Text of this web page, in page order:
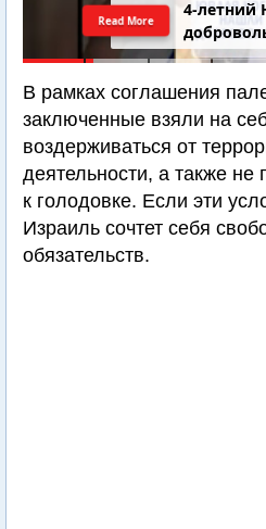
4-летний
Read More
В рамках соглашения
заключенные взяли на
воздерживаться от
деятельности, а также не
к голодовке. Если эти
Израиль сочтет себя
обязательств.